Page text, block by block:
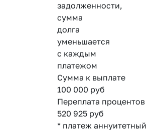
задолженности,
сумма
долга
уменьшается
с каждым
платежом
Сумма к выплате
100 000 руб
Переплата процентов
520 925 руб
* платеж аннуитетный